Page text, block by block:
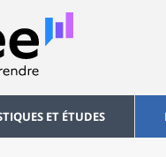
ET ÉTUDES